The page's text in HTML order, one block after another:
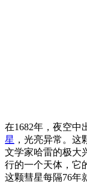
在1682年，夜空中
星 ，光亮异常。
文学家哈雷的极大
行的一个天体，它
这颗彗星每隔76年